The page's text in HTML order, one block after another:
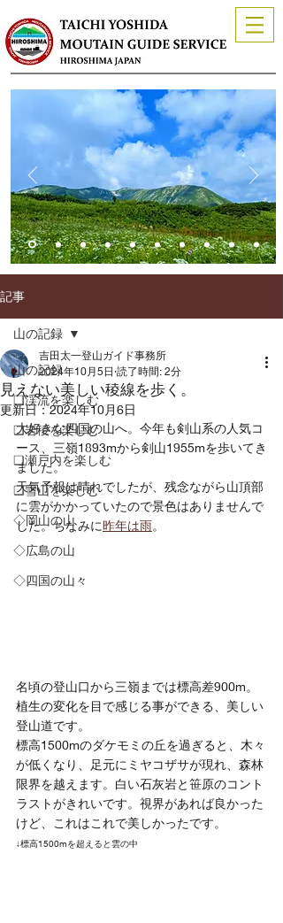
記事
山の記録
❏渓流を楽しむ
❑岩稜を楽しむ
❏瀬戸内を楽しむ
❑雪山を楽しむ
◇岡山の山
◇広島の山
◇四国の山々
山の記録
見えない美しい稜線を歩く。
吉田太一登山ガイド事務所
2024年10月5日 読了時間: 2分
更新日：2024年10月6日
大好きな四国の山へ。今年も剣山系の人気コ
ース、三嶺1893mから剣山1955mを歩いてき
ました。
天気予報は晴れでしたが、残念ながら山頂部
に雲がかかっていたので景色はありませんで
した。ちなみに昨年は雨。
名頃の登山口から三嶺までは標高差900m。
植生の変化を目で感じる事ができる、美しい
登山道です。
標高1500mのダケモミの丘を過ぎると、木々
が低くなり、足元にミヤコザサが現れ、森林
限界を越えます。白い石灰岩と笹原のコント
ラストがきれいです。視界があれば良かった
けど、これはこれで美しかったです。
↓標高1500mを超えると雲の中